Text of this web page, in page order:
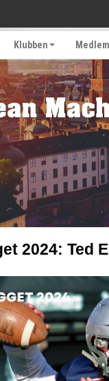
Klubben
2024: Ted